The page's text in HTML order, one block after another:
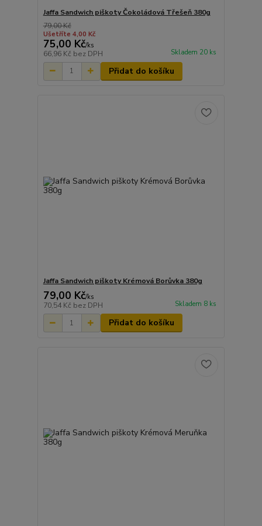
Jaffa Sandwich piškoty Čokoládová Třešeň 380g
79,00 Kč
Ušetříte 4,00 Kč
75,00 Kč/ks
66,96 Kč bez DPH Skladem 20 ks
Přidat do košíku
Jaffa Sandwich piškoty Krémová Borůvka 380g
79,00 Kč/ks
70,54 Kč bez DPH Skladem 8 ks
Přidat do košíku